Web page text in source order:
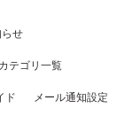
せ
カテゴリ一覧
ド メール通知設定